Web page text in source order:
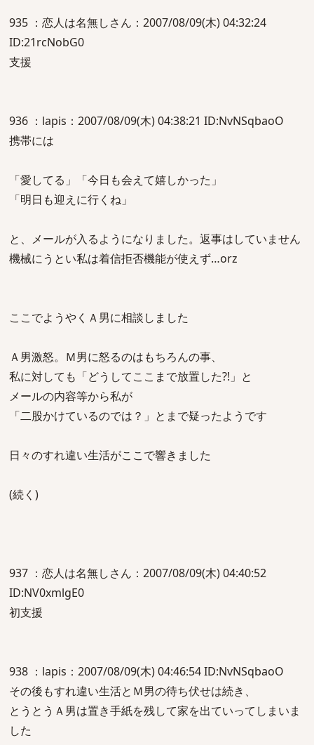
935 ：恋人は名無しさん：2007/08/09(木) 04:32:24
ID:21rcNobG0
支援
936 ：lapis：2007/08/09(木) 04:38:21 ID:NvNSqbaoO
携帯には
「愛してる」「今日も会えて嬉しかった」
「明日も迎えに行くね」
と、メールが入るようになりました。返事はしていません
機械にうとい私は着信拒否機能が使えず…orz
ここでようやくＡ男に相談しました
Ａ男激怒。Ｍ男に怒るのはもちろんの事、
私に対しても「どうしてここまで放置した?!」と
メールの内容等から私が
「二股かけているのでは？」とまで疑ったようです
日々のすれ違い生活がここで響きました
(続く)
937 ：恋人は名無しさん：2007/08/09(木) 04:40:52
ID:NV0xmlgE0
初支援
938 ：lapis：2007/08/09(木) 04:46:54 ID:NvNSqbaoO
その後もすれ違い生活とＭ男の待ち伏せは続き、
とうとうＡ男は置き手紙を残して家を出ていってしまいま
した